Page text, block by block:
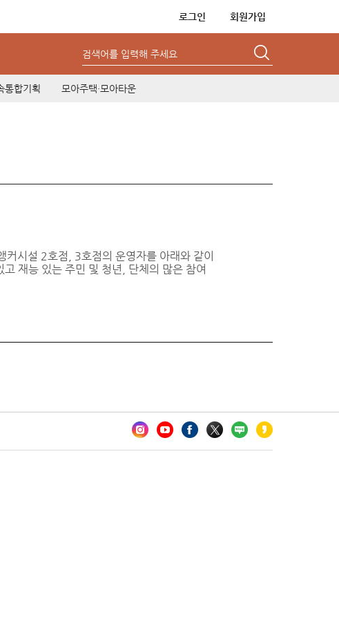
로그인 회원가입
검색어를 입력해 주세요
통합기획 모아주택·모아타운
시설 2호점, 3호점의 운영자를 아래와 같이
재능 있는 주민 및 청년, 단체의 많은 참여